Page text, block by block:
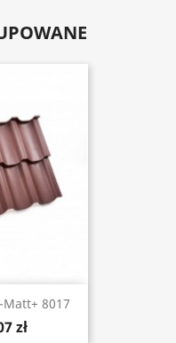
Matt+ 8017
zł